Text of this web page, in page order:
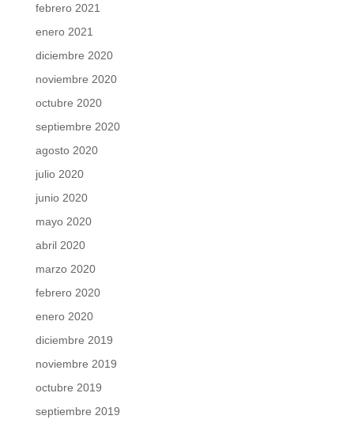
febrero 2021
enero 2021
diciembre 2020
noviembre 2020
octubre 2020
septiembre 2020
agosto 2020
julio 2020
junio 2020
mayo 2020
abril 2020
marzo 2020
febrero 2020
enero 2020
diciembre 2019
noviembre 2019
octubre 2019
septiembre 2019